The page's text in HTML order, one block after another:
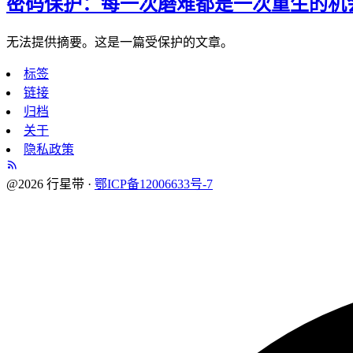
无法提供摘要。这是一篇受保护的文章。
标签
链接
归档
关于
隐私政策
@2026 行星带 · 鄂ICP备12006633号-7